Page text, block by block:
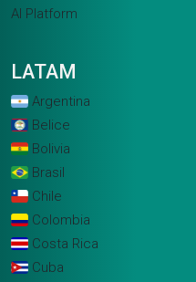
AI Platform
LATAM
Argentina
Belice
Bolivia
Brasil
Chile
Colombia
Costa Rica
Cuba